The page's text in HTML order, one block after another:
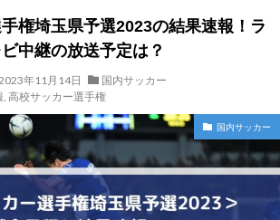
権埼玉県予選2023の結果速報！ラ
中継の放送予定は？
年11月14日
国内サッカー
, 高校サッカー選手権
国内サッカー